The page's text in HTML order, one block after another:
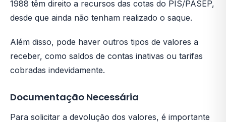
1988 têm direito a recursos das cotas do PIS/PASEP,
desde que ainda não tenham realizado o saque.
Além disso, pode haver outros tipos de valores a
receber, como saldos de contas inativas ou tarifas
cobradas indevidamente.
Documentação Necessária
Para solicitar a devolução dos valores, é importante